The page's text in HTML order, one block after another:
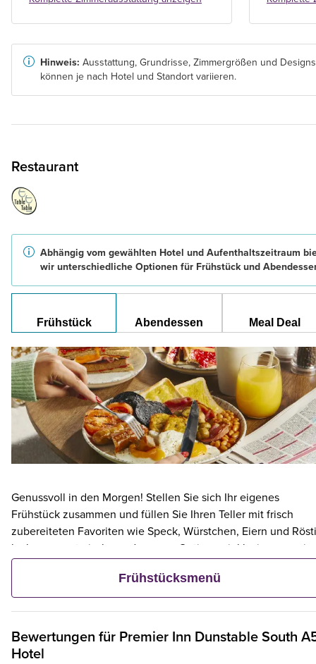
Hinweis: Ausstattung, Grundrisse, Zimmergrößen und Designs
können je nach Hotel und Standort variieren.
Restaurant
Abhängig vom gewählten Hotel und Aufenthaltszeitraum
wir unterschiedliche Optionen für Frühstück und
Frühstück Abendessen Meal Deal
Genussvoll in den Morgen! Stellen Sie sich Ihr eigenes
Frühstück zusammen und füllen Sie Ihren Teller mit frisch
zubereiteten Favoriten wie Speck, Würstchen, Eiern und
leckere vegetarische und vegane Optionen inklusive – sowie
kontinentalen Köstlichkeiten wie Obst, Müsli und frischem
Gebäck. Und wenn ein Erwachsener ein Premier Inn-
bestellt, frühstücken bis zu zwei Kinder kostenlos mit.**
Frühstücksmenü
Bewertungen für Premier Inn Dunstable South
Hotel